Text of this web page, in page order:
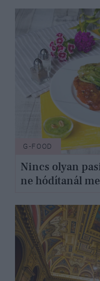
G-FOOD
Nincs olyan
ne hódítanál